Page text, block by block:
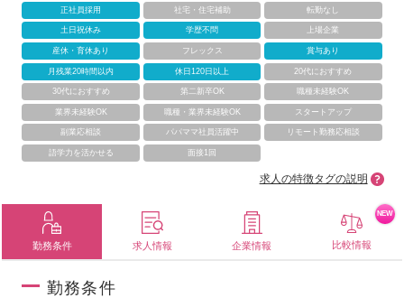
正社員採用 社宅・住宅補助 転勤なし
土日祝休み 学歴不問 上場企業
産休・育休あり フレックス 賞与あり
月残業20時間以内 休日120日以上 20代におすすめ
30代におすすめ 第二新卒OK 職種未経験OK
業界未経験OK 職種・業界未経験OK スタートアップ
副業応相談 パパママ社員活躍中 リモート勤務応相談
語学力を活かせる 面接1回
求人の特徴タグの説明
勤務条件 求人情報 企業情報 比較情報
NEW
勤務条件